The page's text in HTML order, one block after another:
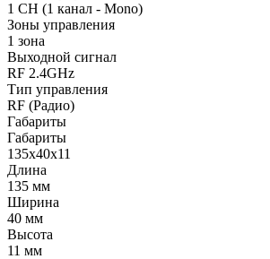
1 CH (1 канал - Mono)
Зоны управления
1 зона
Выходной сигнал
RF 2.4GHz
Тип управления
RF (Радио)
Габариты
Габариты
135x40x11
Длина
135 мм
Ширина
40 мм
Высота
11 мм